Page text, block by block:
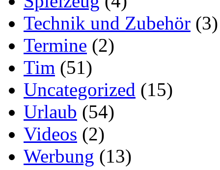
Technik und Zubehör (3)
Termine (2)
Tim (51)
Uncategorized (15)
Urlaub (54)
Videos (2)
Werbung (13)